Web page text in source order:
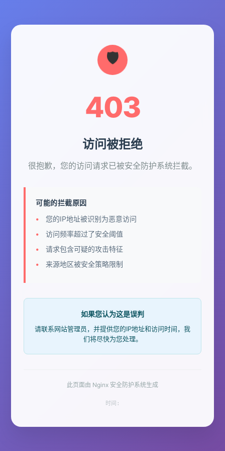
403
访问被拒绝
很抱歉，您的访问请求已被安全防护系统拦截。
可能的拦截原因
您的IP地址被识别为恶意访问
访问频率超过了安全阈值
请求包含可疑的攻击特征
来源地区被安全策略限制
如果您认为这是误判
请联系网站管理员，并提供您的IP地址和访问时间，我
们将尽快为您处理。
此页面由 Nginx 安全防护系统生成
时间: